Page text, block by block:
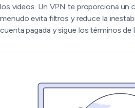
los videos. Un VPN te proporciona un
menudo evita filtros y reduce la
cuenta pagada y sigue los términos de